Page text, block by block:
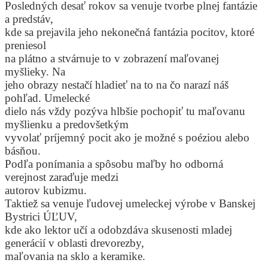
Posledných desať rokov sa venuje tvorbe plnej fantázie
a predstáv,
kde sa prejavila jeho nekonečná fantázia pocitov, ktoré
preniesol
na plátno a stvárnuje to v zobrazení maľovanej
myšlieky. Na
jeho obrazy nestačí hladieť na to na čo narazí náš
pohľad. Umelecké
dielo nás vždy pozýva hlbšie pochopiť tu maľovanu
myšlienku a predovšetkým
vyvolať príjemný pocit ako je možné s poéziou alebo
básňou.
Podľa ponímania a spôsobu maľby ho odborná
verejnost zaraďuje medzi
autorov kubizmu.
Taktiež sa venuje ľudovej umeleckej výrobe v Banskej
Bystrici ÚĽUV,
kde ako lektor učí a odobzdáva skusenosti mladej
generácií v oblasti drevorezby,
maľovania na sklo a keramike.